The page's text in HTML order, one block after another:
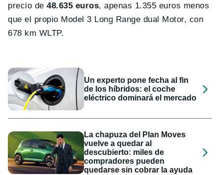
precio de48.635 euros, apenas 1.355 euros menos
que el propio Model 3 Long Range dual Motor, con
678 km WLTP.
Un experto pone fecha al fin
de los híbridos: el coche
eléctrico dominará el mercado
La chapuza del Plan Moves
vuelve a quedar al
descubierto: miles de
compradores pueden
quedarse sin cobrar la ayuda